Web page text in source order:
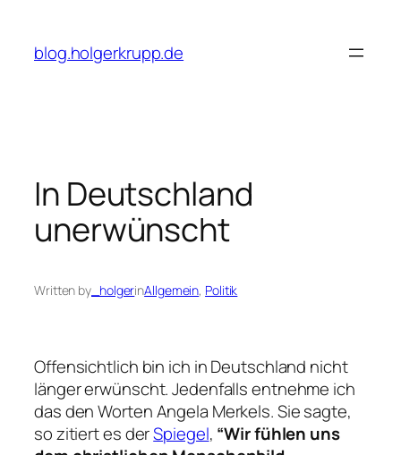
content
blog.holgerkrupp.de
In Deutschland
unerwünscht
Written by _holgerinAllgemein, Politik
Offensichtlich bin ich in Deutschland nicht
länger erwünscht. Jedenfalls entnehme ich
das den Worten Angela Merkels. Sie sagte,
so zitiert es derSpiegel, “Wir fühlen uns